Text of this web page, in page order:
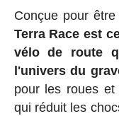
Conçue pour
Terra Race est
vélo de route
l'univers du
pour les roues
qui réduit les